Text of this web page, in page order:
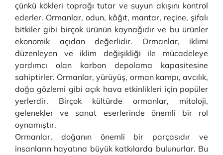
çünkü kökleri toprağı tutar ve suyun akışını kontrol
ederler. Ormanlar, odun, kâğıt, mantar, reçine, şifalı
bitkiler gibi birçok ürünün kaynağıdır ve bu ürünler
ekonomik açıdan değerlidir. Ormanlar, iklimi
düzenleyen ve iklim değişikliği ile mücadeleye
yardımcı olan karbon depolama kapasitesine
sahiptirler. Ormanlar, yürüyüş, orman kampı, avcılık,
doğa gözlemi gibi açık hava etkinlikleri için popüler
yerlerdir. Birçok kültürde ormanlar, mitoloji,
gelenekler ve sanat eserlerinde önemli bir rol
oynamıştır.
Ormanlar, doğanın önemli bir parçasıdır ve
insanların hayatına büyük katkılarda bulunurlar. Bu